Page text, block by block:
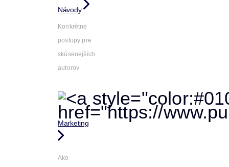
Návody
Konkrétne
postupy pre
skúsenejších
autorov
Marketing
Ako